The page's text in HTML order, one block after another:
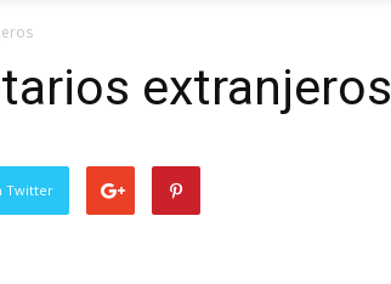
extranjeros
Twitter